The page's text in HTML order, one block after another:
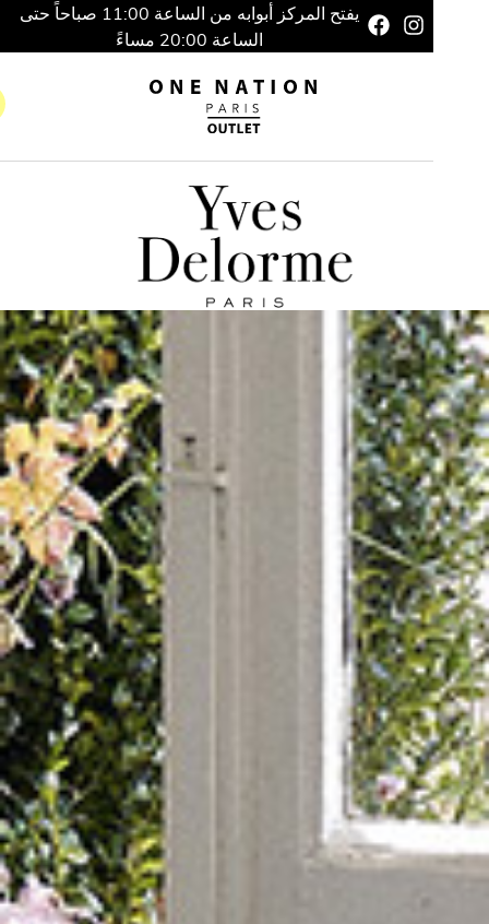
يفتح المركز أبوابه من الساعة 11:00 صباحاً حتى